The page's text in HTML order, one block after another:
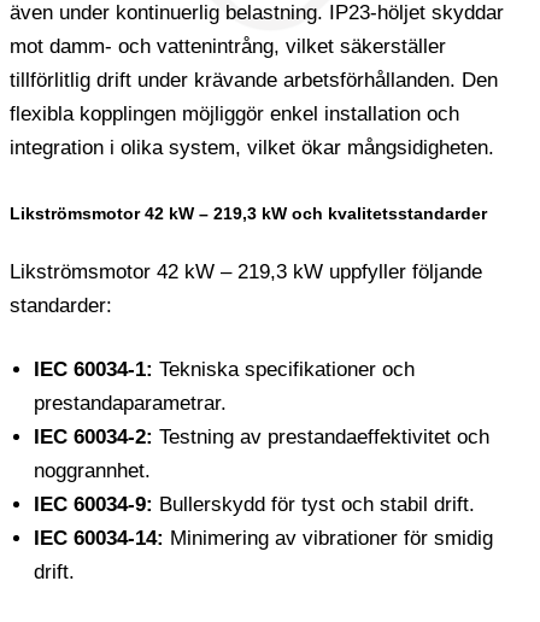
även under kontinuerlig belastning. IP23-höljet skyddar
mot damm- och vattenintrång, vilket säkerställer
tillförlitlig drift under krävande arbetsförhållanden. Den
flexibla kopplingen möjliggör enkel installation och
integration i olika system, vilket ökar mångsidigheten.
Likströmsmotor 42 kW – 219,3 kW och kvalitetsstandarder
Likströmsmotor 42 kW – 219,3 kW uppfyller följande
standarder:
IEC 60034-1: Tekniska specifikationer och
prestandaparametrar.
IEC 60034-2: Testning av prestandaeffektivitet och
noggrannhet.
IEC 60034-9: Bullerskydd för tyst och stabil drift.
IEC 60034-14: Minimering av vibrationer för smidig
drift.